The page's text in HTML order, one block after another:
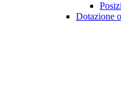
Dotazione